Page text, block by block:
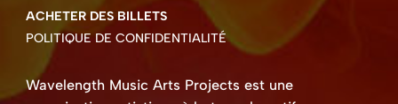
ACHETER DES BILLETS
POLITIQUE DE CONFIDENTIALITÉ
Wavelength Music Arts Projects est une